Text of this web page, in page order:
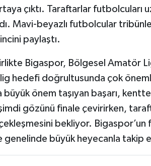
çıktı. Taraftarlar futbolcuları
Mavi-beyazlı futbolcular
paylaştı.
Bigaspor, Bölgesel Amatör
hedefi doğrultusunda çok
büyük önem taşıyan başarı,
gözünü finale çevirirken,
bekliyor. Bigaspor’un
genelinde büyük heyecanla takip